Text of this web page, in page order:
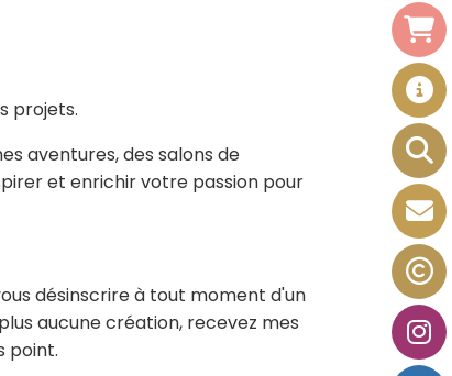
projets.
aventures, des salons de
et enrichir votre passion pour
désinscrire à tout moment d'un
aucune création, recevez mes
point.